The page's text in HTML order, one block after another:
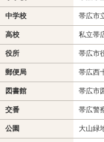
中学校 帯広市
高校 私立帯
役所 帯広市
郵便局 帯広西
図書館 帯広市
交番 帯広警
公園 大山緑